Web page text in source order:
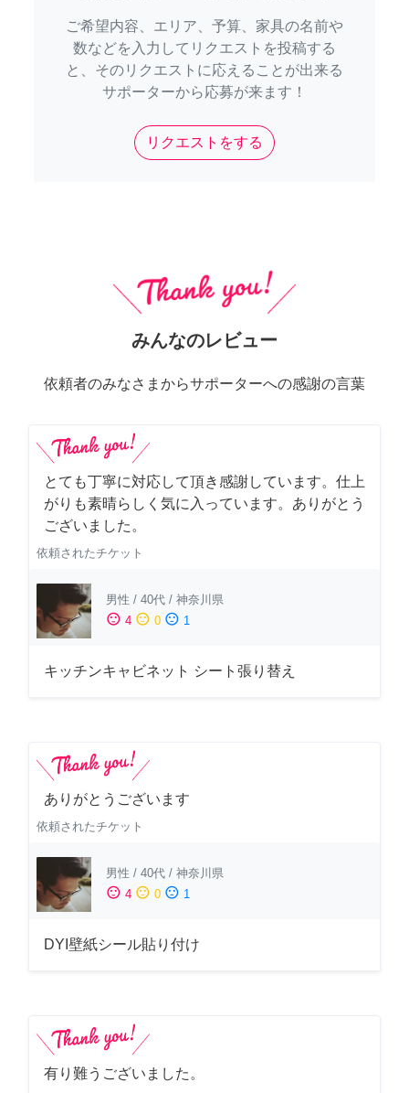
ご希望内容、エリア、予算、家具の名前や
数などを入力してリクエストを投稿する
と、そのリクエストに応えることが出来る
サポーターから応募が来ます！
リクエストをする
みんなのレビュー
依頼者のみなさまからサポーターへの感謝の言葉
とても丁寧に対応して頂き感謝しています。仕上
がりも素晴らしく気に入っています。ありがとう
ございました。
依頼されたチケット
男性 / 40代 / 神奈川県
sentiment_satisfied 4 sentiment_neutral 0 sentiment_dissatisfied 1
キッチンキャビネット シート張り替え
ありがとうございます
依頼されたチケット
男性 / 40代 / 神奈川県
sentiment_satisfied 4 sentiment_neutral 0 sentiment_dissatisfied 1
DYI壁紙シール貼り付け
有り難うございました。